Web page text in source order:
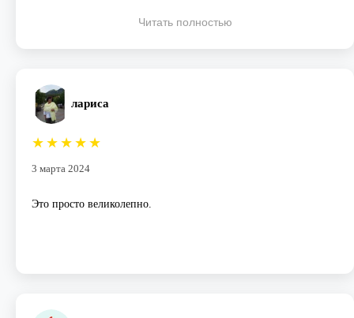
Читать полностью
лариса
★ ★ ★ ★ ★
3 марта 2024
Это просто великолепно.